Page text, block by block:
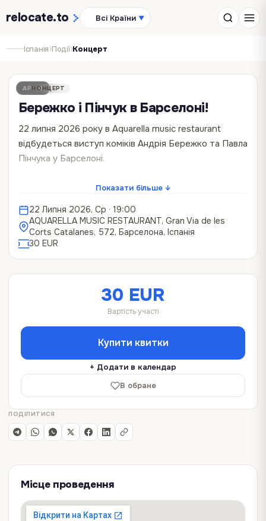
relocate.to Всі Країни ▼
Іспанія›Події›Концерт
АРХІВКОНЦЕРТ
Бережко і Пінчук в Барселоні!
22 липня 2026 року в Aquarella music restaurant
відбудеться виступ коміків Андрія Бережко та Павла
Пінчука у Барселоні.
Готові до комедійного експерименту без жодних
Андрія Бережка залучить кожного присутнього до
створення гумору в реальному часі. Жодних бар'єрів
чи офіціозу — лише повний інтерактив, вайб затишної
домашньої вечірки та жарти, що не повторюються!
Показати більше ↓
22 Липня 2026, Ср · 19:00
AQUARELLA MUSIC RESTAURANT, Gran Via de les
Corts Catalanes, 572, Барселона, Іспанія
30 EUR
30 EUR
Вартість участі
Купити квитки
+ Додати в календар
В обране
ПОДІЛИТИСЯ
Місце проведення